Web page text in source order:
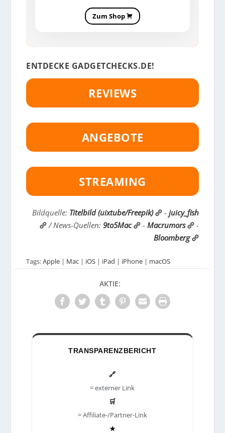
Zum Shop
ENTDECKE GADGETCHECKS.DE!
REVIEWS
ANGEBOTE
STREAMING
Bildquelle: Titelbild (uixtube/Freepik) - juicy_fish
/ News-Quellen: 9to5Mac - Macrumors
-
Bloomberg
Tags:Apple | Mac | iOS | iPad | iPhone | macOS
AKTIE:
TRANSPARENZBERICHT
🔗
= externer Link
🛒
= Affiliate-/Partner-Link
★